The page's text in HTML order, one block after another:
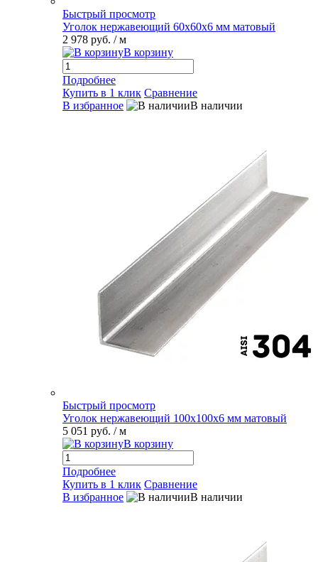
Быстрый просмотр
Уголок нержавеющий 60х60х6 мм матовый
2 978 руб. / м
В корзину
Подробнее
Купить в 1 клик Сравнение
В избранное
В наличии
Быстрый просмотр
Уголок нержавеющий 100х100х6 мм матовый
5 051 руб. / м
В корзину
Подробнее
Купить в 1 клик Сравнение
В избранное
В наличии